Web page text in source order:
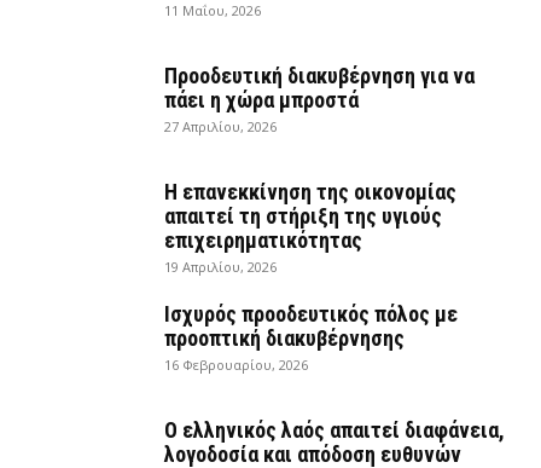
11 Μαΐου, 2026
Προοδευτική διακυβέρνηση για να
πάει η χώρα μπροστά
27 Απριλίου, 2026
Η επανεκκίνηση της οικονομίας
απαιτεί τη στήριξη της υγιούς
επιχειρηματικότητας
19 Απριλίου, 2026
Ισχυρός προοδευτικός πόλος με
προοπτική διακυβέρνησης
16 Φεβρουαρίου, 2026
Ο ελληνικός λαός απαιτεί διαφάνεια,
λογοδοσία και απόδοση ευθυνών